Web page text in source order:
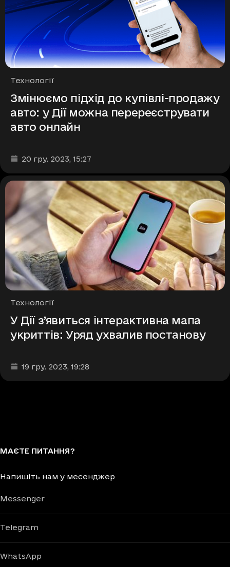
Рубрики
Технології
Змінюємо підхід до купівлі-продажу
авто: у Дії можна перереєструвати
авто онлайн
Дата та час публікації
20 гру. 2023, 15:27
Рубрики
Технології
У Дії з’явиться інтерактивна мапа
укриттів: Уряд ухвалив постанову
Дата та час публікації
19 гру. 2023, 19:28
МАЄТЕ ПИТАННЯ?
Напишіть нам у месенджер
Messenger
Telegram
WhatsApp